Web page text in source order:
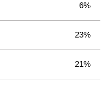
6%
23%
21%